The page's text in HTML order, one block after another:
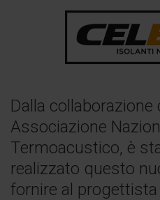
Dalla collaborazione
Associazione
Termoacustico, è
realizzato questo
fornire al